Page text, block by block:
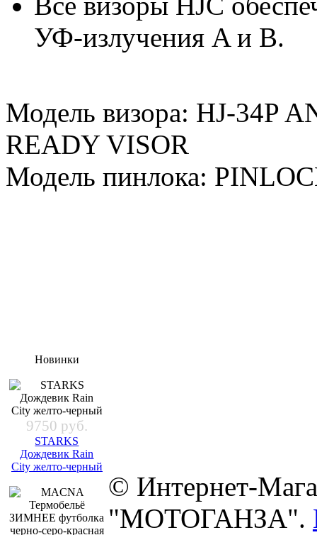
УФ-излучения A и B.
Модель визора: HJ-34P
READY VISOR
Модель пинлока:
Новинки
9750 руб.
STARKS
Дождевик Rain
City желто-черный
© Интернет-
"МОТОГАНЗА".